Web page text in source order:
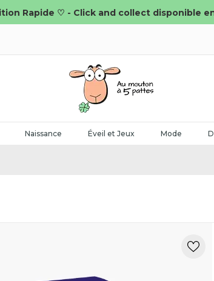
Rapide ♡ - Click and collect disponible
Naissance Éveil et Jeux Mode